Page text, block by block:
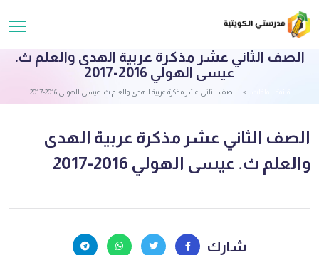
الصف الثاني عشر مذكرة عربية الهدى والعلم ث.
عيسى الهولي 2016-2017
الصف الثاني عشر مذكرة عربية الهدى والعلم ث. عيسى الهولي 2016-2017
الصف الثاني عشر مذكرة عربية الهدى
والعلم ث. عيسى الهولي 2016-2017
شارك